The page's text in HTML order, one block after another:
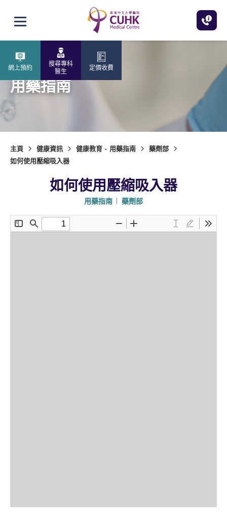
打開選單
網上預約
搜尋專科
醫生
定價收費
用藥指南
主頁 健康資訊 健康教育 - 用藥指南
藥劑部
如何使用壓縮吸入器
如何使用壓縮吸入器
用藥指南 藥劑部